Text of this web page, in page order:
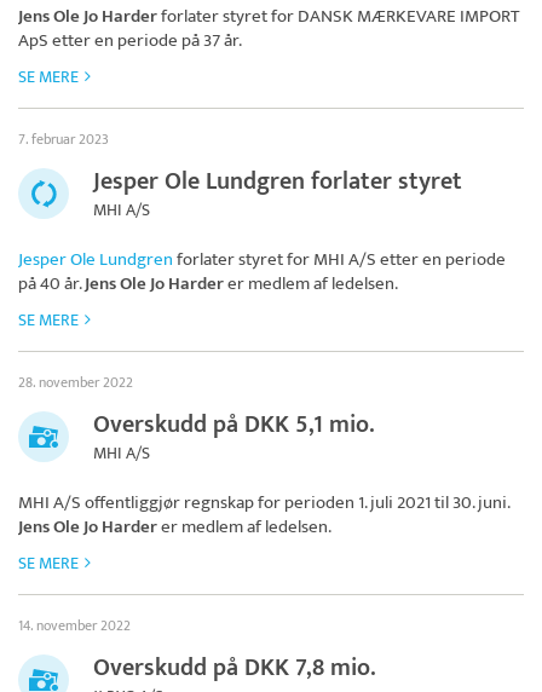
Jens Ole Jo Harderforlater styret forDANSK MÆRKEVARE IMPORT
ApSetter en periode på 37 år.
SE MERE
7. februar 2023
Jesper Ole Lundgren forlater styret
MHI A/S
Jesper Ole Lundgrenforlater styret forMHI A/Setter en periode
på 40 år.Jens Ole Jo Harderer medlem af ledelsen.
SE MERE
28. november 2022
Overskudd på DKK 5,1 mio.
MHI A/S
MHI A/Soffentliggjør regnskap for perioden 1. juli 2021 til 30. juni.
Jens Ole Jo Harderer medlem af ledelsen.
SE MERE
14. november 2022
Overskudd på DKK 7,8 mio.